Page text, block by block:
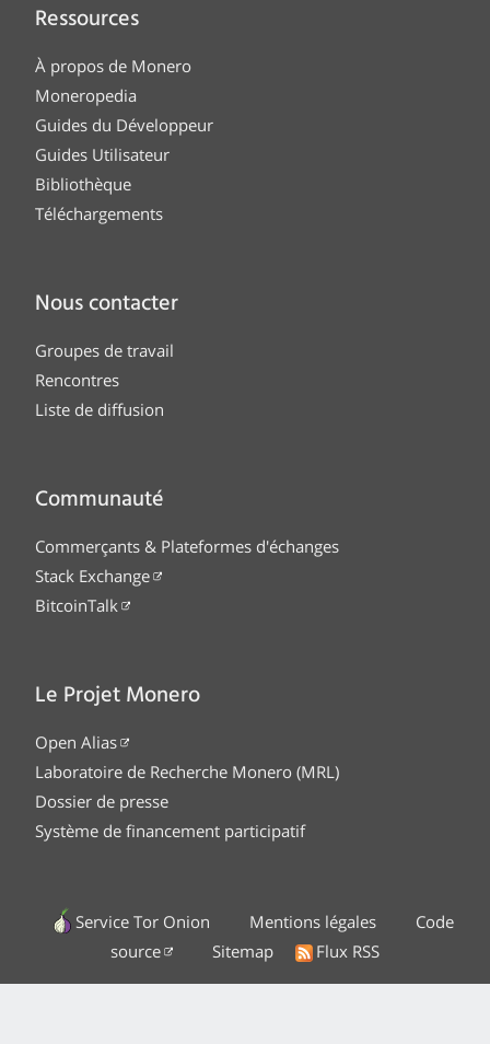
Ressources
À propos de Monero
Moneropedia
Guides du Développeur
Guides Utilisateur
Bibliothèque
Téléchargements
Nous contacter
Groupes de travail
Rencontres
Liste de diffusion
Communauté
Commerçants & Plateformes d'échanges
Stack Exchange
BitcoinTalk
Le Projet Monero
Open Alias
Laboratoire de Recherche Monero (MRL)
Dossier de presse
Système de financement participatif
Service Tor Onion Mentions légales
Code
source
Sitemap Flux RSS